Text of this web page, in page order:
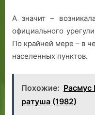
А значит –
официального
По крайней мере – в
населенных пунктов.
Похожие: Расмус
ратуша (1982)